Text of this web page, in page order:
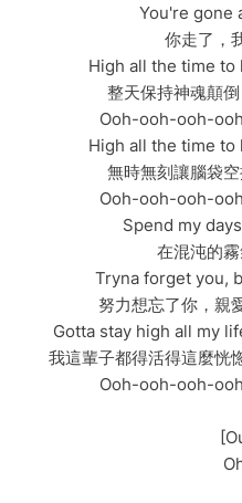
You're gone
你走了，
High all the time to
整天保持神魂顛
Ooh-ooh-ooh-
High all the time to
無時無刻讓腦袋
Ooh-ooh-ooh-
Spend my
在混沌的
Tryna forget you,
努力想忘了你，親
Gotta stay high all my
我這輩子都得活得這麼恍
Ooh-ooh-ooh-